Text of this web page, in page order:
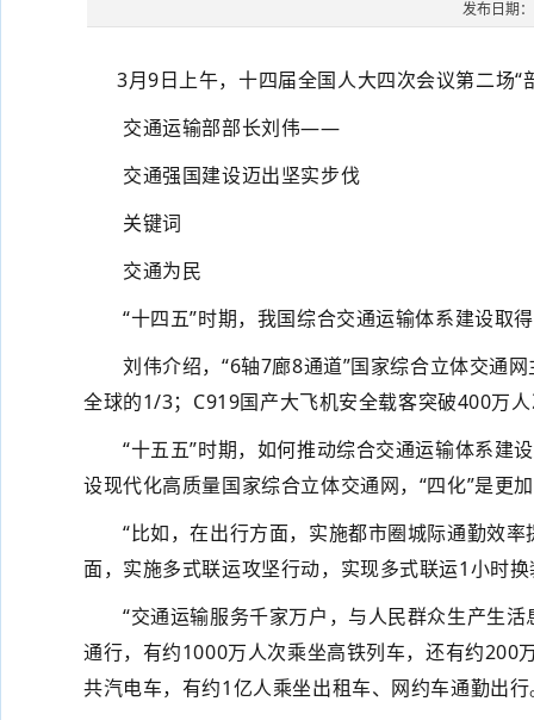
发布日期
3月9日上午，十四届全国人大四次会议第二场
交通运输部部长刘伟——
交通强国建设迈出坚实步伐
关键词
交通为民
“十四五”时期，我国综合交通运输体系建设取
刘伟介绍，“6轴7廊8通道”国家综合立体交通网
全球的1/3；C919国产大飞机安全载客突破400万
“十五五”时期，如何推动综合交通运输体系建设
设现代化高质量国家综合立体交通网，“四化”是更
“比如，在出行方面，实施都市圈城际通勤效率
面，实施多式联运攻坚行动，实现多式联运1小时
“交通运输服务千家万户，与人民群众生产生活
通行，有约1000万人次乘坐高铁列车，还有约200
共汽电车，有约1亿人乘坐出租车、网约车通勤出